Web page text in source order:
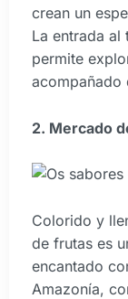
crean un
La entrada al
permite
acompañado
2. Mercado
Colorido y
de frutas es
encantado
Amazonía,